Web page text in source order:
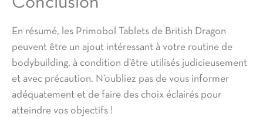
En résumé, les Primobol Tablets de British Dragon
peuvent être un ajout intéressant à votre routine de
bodybuilding, à condition d’être utilisés judicieusement
et avec précaution. N’oubliez pas de vous informer
adéquatement et de faire des choix éclairés pour
atteindre vos objectifs !